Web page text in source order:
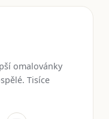
omalovánky
Tisíce